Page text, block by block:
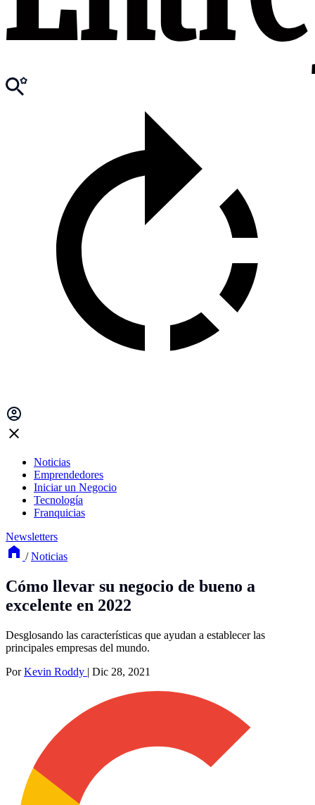
Noticias
Emprendedores
Iniciar un Negocio
Tecnología
Franquicias
Newsletters
/ Noticias
Cómo llevar su negocio de bueno a
excelente en 2022
Desglosando las características que ayudan a establecer las
principales empresas del mundo.
PorKevin Roddy | Dic 28, 2021